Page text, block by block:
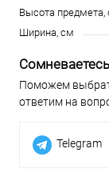
Высота предмета,
Ширина, см
Поможем
ответим на
Telegram